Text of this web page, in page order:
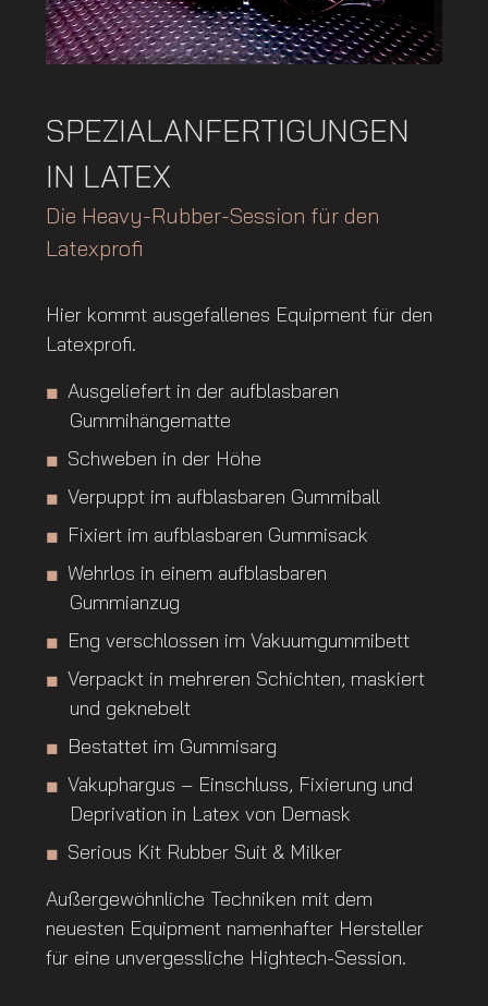
SPEZIALANFERTIGUNGEN
IN LATEX
Die Heavy-Rubber-Session für den
Latexprofi
Hier kommt ausgefallenes Equipment für den
Latexprofi.
Ausgeliefert in der aufblasbaren
Gummihängematte
Schweben in der Höhe
Verpuppt im aufblasbaren Gummiball
Fixiert im aufblasbaren Gummisack
Wehrlos in einem aufblasbaren
Gummianzug
Eng verschlossen im Vakuumgummibett
Verpackt in mehreren Schichten, maskiert
und geknebelt
Bestattet im Gummisarg
Vakuphargus – Einschluss, Fixierung und
Deprivation in Latex von Demask
Serious Kit Rubber Suit & Milker
Außergewöhnliche Techniken mit dem
neuesten Equipment namenhafter Hersteller
für eine unvergessliche Hightech-Session.